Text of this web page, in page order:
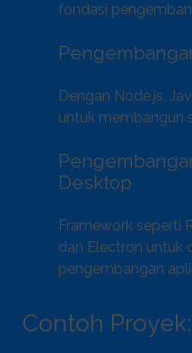
fondasi
Dengan Node.js,
untuk membangun
Desktop
Framework seperti
dan Electron untuk
pengembangan
Contoh Proyek: